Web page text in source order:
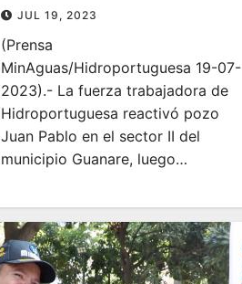
JUL 19, 2023
(Prensa
MinAguas/Hidroportuguesa 19-07-
2023).- La fuerza trabajadora de
Hidroportuguesa reactivó pozo
Juan Pablo en el sector II del
municipio Guanare, luego…